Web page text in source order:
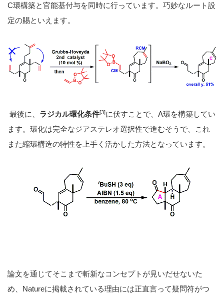
C環構築と官能基付与を同時に行っています。巧妙なルート設
定の賜といえます。
最後に、 ラジカル環化条件[3]に伏すことで、A環を構築してい
ます。環化は完全なジアステレオ選択性で進むそうで、これ
また縮環構造の特性を上手く活かした方法となっています。
論文を通じてそこまで斬新なコンセプトが見いだせないた
め、Natureに掲載されている理由には正直言って疑問符がつ